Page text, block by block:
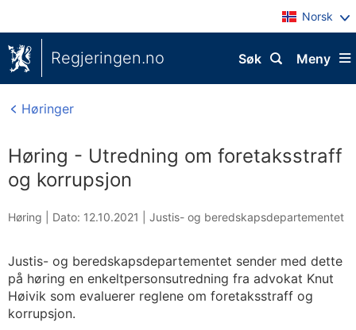
Norsk
Regjeringen.no Meny
Søk
Høringer
Høring - Utredning om foretaksstraff
og korrupsjon
Høring | Dato: 12.10.2021 Justis- og beredskapsdepartementet
Justis- og beredskapsdepartementet sender med dette
på høring en enkeltpersonsutredning fra advokat Knut
Høivik som evaluerer reglene om foretaksstraff og
korrupsjon.